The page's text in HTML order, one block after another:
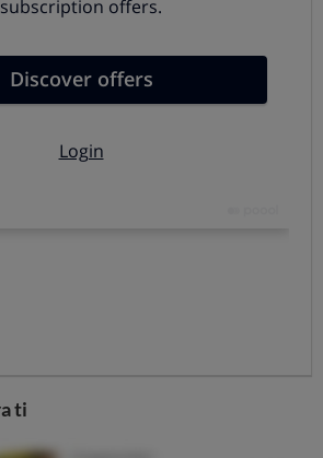
sanción injusta y se han dado
tienes una última
de apremio por multa de
y elegir de entre las alegaciones
ti